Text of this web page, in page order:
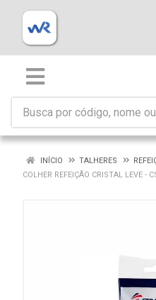
INÍCIO TALHERES
COLHER REFEIÇÃO CRISTAL LEVE -